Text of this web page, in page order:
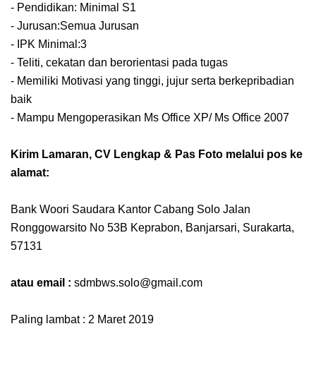
- Pendidikan: Minimal S1
- Jurusan:Semua Jurusan
- IPK Minimal:3
- Teliti, cekatan dan berorientasi pada tugas
- Memiliki Motivasi yang tinggi, jujur serta berkepribadian
baik
- Mampu Mengoperasikan Ms Office XP/ Ms Office 2007
Kirim Lamaran, CV Lengkap & Pas Foto melalui pos ke
alamat:
Bank Woori Saudara Kantor Cabang Solo Jalan
Ronggowarsito No 53B Keprabon, Banjarsari, Surakarta,
57131
atau email : sdmbws.solo@gmail.com
Paling lambat : 2 Maret 2019